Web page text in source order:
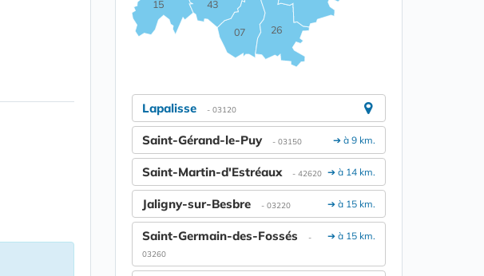
07
15
26
43
Lapalisse - 03120
➔ à 9 km.
Saint-Gérand-le-Puy - 03150
➔ à 14 km.
Saint-Martin-d'Estréaux - 42620
➔ à 15 km.
Jaligny-sur-Besbre - 03220
➔ à 15 km.
Saint-Germain-des-Fossés
-
03260